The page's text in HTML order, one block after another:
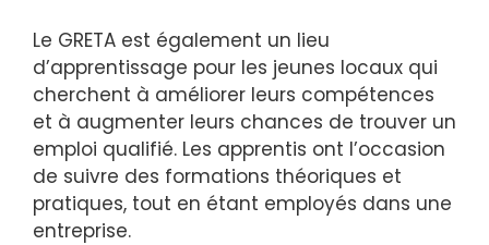
Le GRETA est également un lieu
d’apprentissage pour les jeunes locaux qui
cherchent à améliorer leurs compétences
et à augmenter leurs chances de trouver un
emploi qualifié. Les apprentis ont l’occasion
de suivre des formations théoriques et
pratiques, tout en étant employés dans une
entreprise.